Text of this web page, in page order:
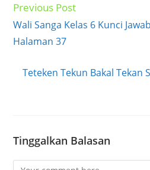
Read
more
articles
Previous Post
Wali Sanga Kelas 6 Kunci
Halaman 37
Teteken Tekun Bakal Tekan
Tinggalkan Balasan
Comment